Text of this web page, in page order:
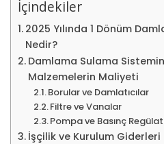
İçindekiler
2025 Yılında 1 Dönüm
Nedir?
Damlama Sulama
Malzemelerin Maliyeti
Borular ve Damlatıcılar
Filtre ve Vanalar
Pompa ve Basınç
İşçilik ve Kurulum Giderleri